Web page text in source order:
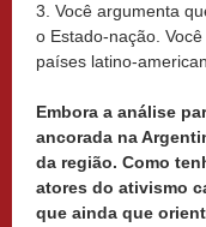
3. Você argumenta
o Estado-nação.
países latino-
Embora a análise
ancorada na
da região. Como
atores do ativismo
que ainda que